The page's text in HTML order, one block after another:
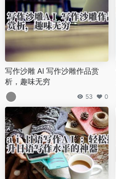
写作沙雕 AI 写作沙雕作品赏
析，趣味无穷
53 0